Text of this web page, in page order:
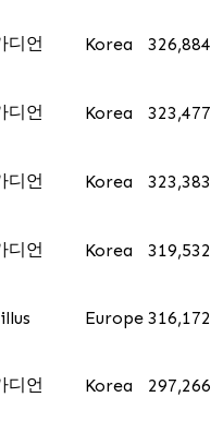
디언 Korea 326,884
디언 Korea 323,477
디언 Korea 323,383
디언 Korea 319,532
Europe 316,172
디언 Korea 297,266